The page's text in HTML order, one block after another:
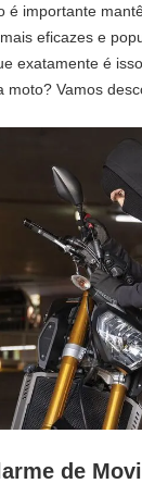
é importante
eficazes e
exatamente é
moto? Vamos
de